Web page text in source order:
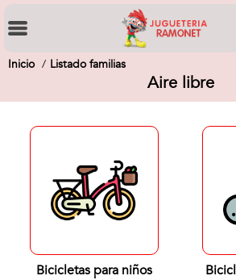
Inicio Listado familias
Aire libre
Bicicletas para niños